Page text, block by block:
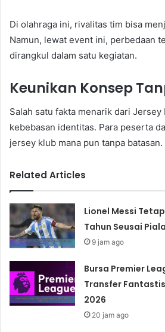
Di olahraga ini, rivalitas tim bisa
Namun, lewat event ini, perbedaan
dirangkul dalam satu kegiatan.
Keunikan Konsep
Salah satu fakta menarik dari Jersey
kebebasan identitas. Para peserta
jersey klub mana pun tanpa batasan.
Related Articles
Lionel Messi
Tahun Seusai
9 jam ago
Bursa Premier
Transfer
2026
20 jam ago